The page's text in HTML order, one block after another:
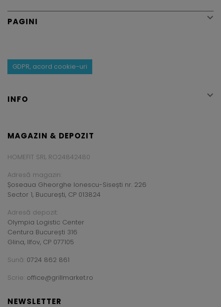
PAGINI 
GDPR, acord cookie-uri
INFO 
MAGAZIN & DEPOZIT
HOMEFIT SRL RO24842480
Adresă magazin:
Șoseaua Gheorghe Ionescu-Sisești nr. 226
Sector 1, București, CP 013824
Adresă depozit:
Olympia Logistic Center
Centura București 316
Glina, Ilfov, CP 077105
Sună: 0724 862 861
Scrie: office@grillmarket.ro
NEWSLETTER